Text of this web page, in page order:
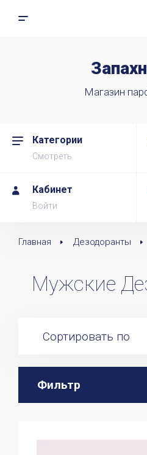
Магазин
Категории
Смотреть
Кабинет
Войти
Главная Дезодоранты
Мужские
Фильтр
Сортировать по